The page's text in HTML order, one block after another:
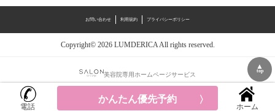
お問い合わせ 利用規約 プライバシーポリシー
Copyright© 2026 LUMDERICA All rights reserved.
美容院専用ホームページサービス
▲
top
電話
かんたん優先予約
ホーム